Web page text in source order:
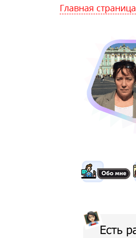
Главная страница